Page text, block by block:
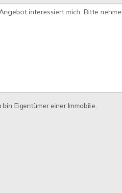
bin Eigentümer einer Immobilie.